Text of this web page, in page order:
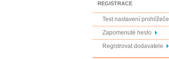
REGISTRACE
Test nastavení prohlížeče
Zapomenuté heslo
Registrovat dodavatele